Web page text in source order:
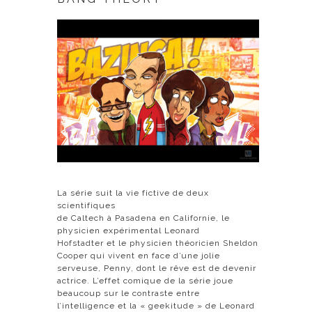
La série suit la vie fictive de deux
scientifiques
de Caltech à Pasadena en Californie, le
physicien expérimental Leonard
Hofstadteret le physicien théoricien Sheldon
Cooperqui vivent en face d’une jolie
serveuse, Penny, dont le rêve est de devenir
actrice. L’effet comique de la série joue
beaucoup sur le contraste entre
l’intelligence et la « geekitude » de Leonard